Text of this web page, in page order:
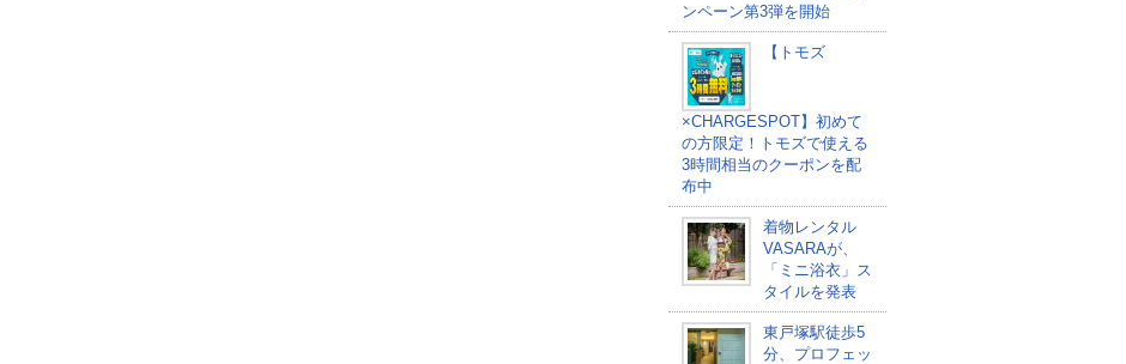
ンペーン第3弾を開始
【トモズ
×CHARGESPOT】初めて
の方限定！トモズで使える
3時間相当のクーポンを配
布中
着物レンタル
VASARAが、
「ミニ浴衣」ス
タイルを発表
東戸塚駅徒歩5
分、プロフェッ